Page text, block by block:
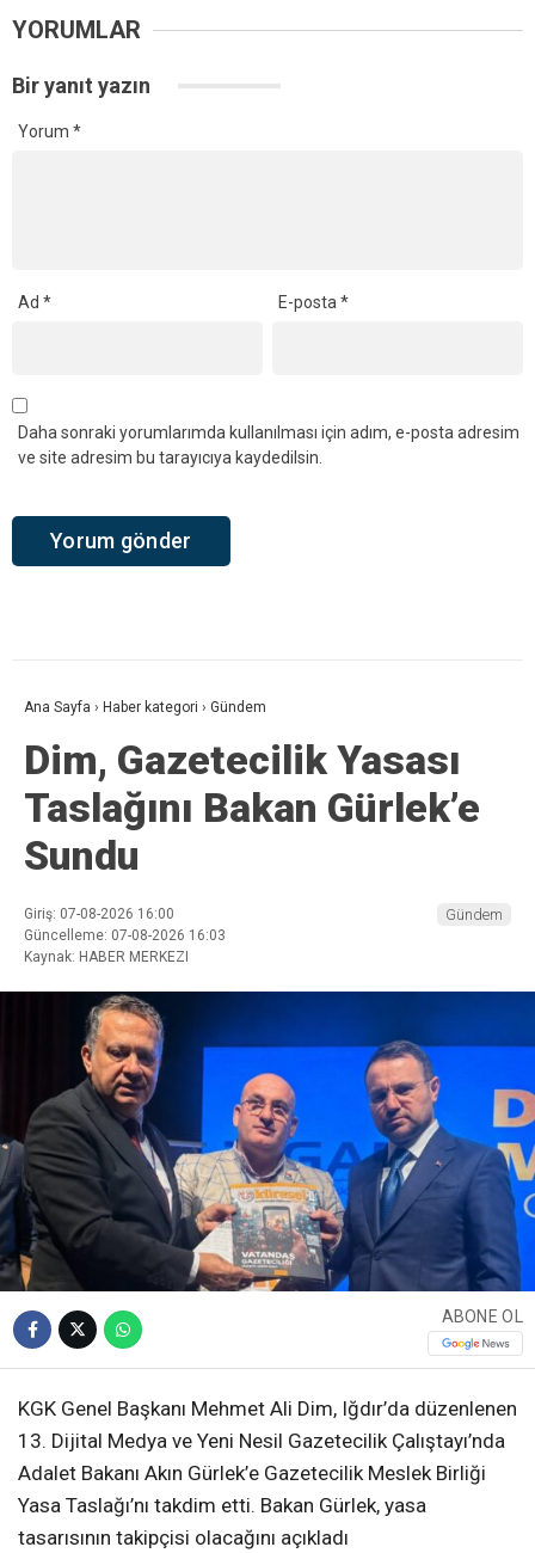
YORUMLAR
Bir yanıt yazın
Yorum *
Ad * E-posta*
Daha sonraki yorumlarımda kullanılması için adım, e-posta adresim
ve site adresim bu tarayıcıya kaydedilsin.
Ana Sayfa › Haber kategori › Gündem
Dim, Gazetecilik Yasası
Taslağını Bakan Gürlek’e
Sundu
Giriş: 07-08-2026 16:00
Güncelleme: 07-08-2026 16:03
Kaynak: HABER MERKEZI
Gündem
ABONE OL
KGK Genel Başkanı Mehmet Ali Dim, Iğdır’da düzenlenen
13. Dijital Medya ve Yeni Nesil Gazetecilik Çalıştayı’nda
Adalet Bakanı Akın Gürlek’e Gazetecilik Meslek Birliği
Yasa Taslağı’nı takdim etti. Bakan Gürlek, yasa
tasarısının takipçisi olacağını açıkladı